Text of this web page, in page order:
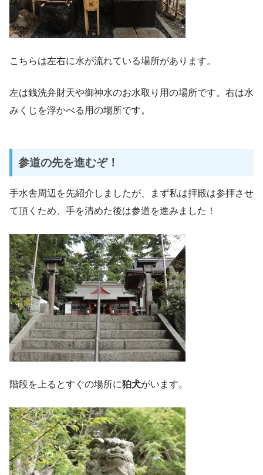
こちらは左右に水が流れている場所があります。
左は銭洗弁財天や御神水のお水取り用の場所です。右は水
みくじを浮かべる用の場所です。
参道の先を進むぞ！
手水舎周辺を先紹介しましたが、まず私は拝殿は参拝させ
て頂くため、手を清めた後は参道を進みました！
階段を上るとすぐの場所に狛犬がいます。